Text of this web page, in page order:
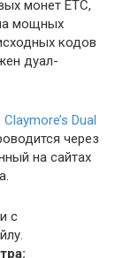
монет ETC,
мощных
кодов
дуал-
Dual
через
на сайтах
с